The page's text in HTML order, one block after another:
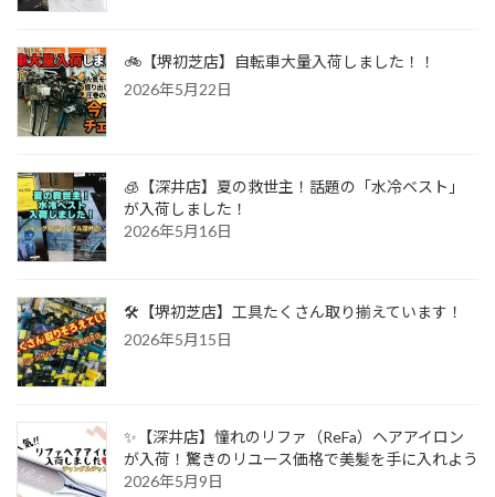
🚲【堺初芝店】自転車大量入荷しました！！
2026年5月22日
🧊【深井店】夏の救世主！話題の「水冷ベスト」
が入荷しました！
2026年5月16日
🛠️【堺初芝店】工具たくさん取り揃えています！
2026年5月15日
✨【深井店】憧れのリファ（ReFa）ヘアアイロン
が入荷！驚きのリユース価格で美髪を手に入れよう
2026年5月9日